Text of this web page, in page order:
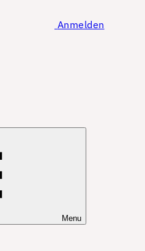
Anmelden
Menu